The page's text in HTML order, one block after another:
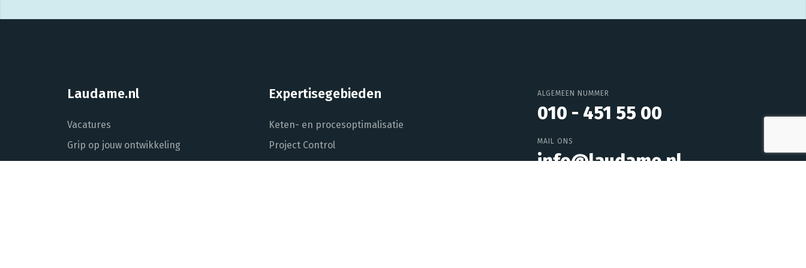
Laudame.nl
Vacatures
Grip op jouw ontwikkeling
Expertisegebieden
Keten- en procesoptimalisatie
Project Control
ALGEMEEN NUMMER
010 - 451 55 00
MAIL ONS
info@laudame.nl